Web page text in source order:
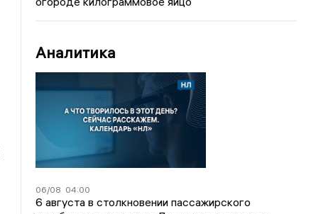
Аналитика
06/08 04:00
6 августа в столкновении пассажирского